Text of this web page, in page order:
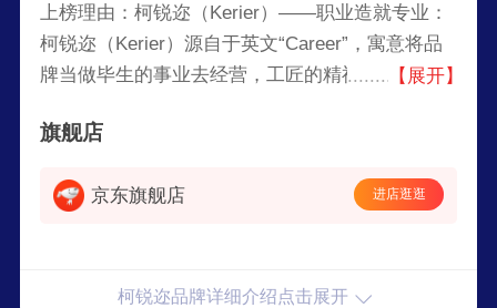
上榜理由：柯锐迩（Kerier）——职业造就专业：
柯锐迩（Kerier）源自于英文“Career”，寓意将品
牌当做毕生的事业去经营，工匠的精神用心去做好
费者角度去不断追求高性价比是柯锐迩（Kerier）
【展开】
旗舰店
京东旗舰店 进店逛逛
柯锐迩品牌详细介绍点击展开